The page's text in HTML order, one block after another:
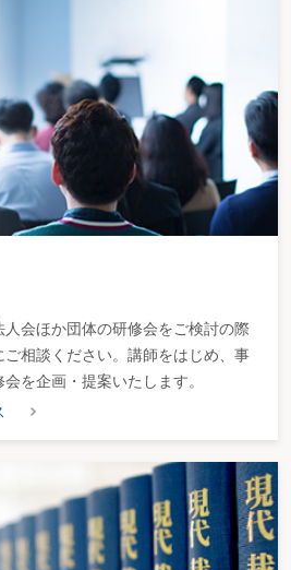
いる場合
ことから、特別養護老人ホームの入所を検討
い場合
後見人の自宅を売却する場合
定相続人である子が反対している場合
被後見人宅を売却したいが、回復して自宅に
借りる際、連帯保証を求められた場合
ら、報酬の支払を請求された場合
、第一子の結婚の時と同程度の結婚祝いを求
しいと要請があった場合
いて、保険会社から更新の有無を確認された
の金融商品を解約したい場合
有の上場株式を売却したい場合
長期の収支見通しを考えて資産運用を検討す
理させない意思表示」をされて被後見人が遺
する会社から、株主総会での議決権行使を求
険料を支払うことができない場合
ため、財産から定期的に小遣いを渡していた
会ほか団体の研修会をご検討の際
相談ください。講師をはじめ、事
を企画・提案いたします。